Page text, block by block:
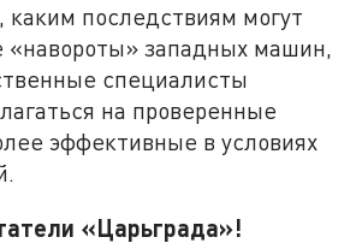
каким последствиям могут
«навороты» западных машин,
специалисты
на проверенные
эффективные в условиях
«Царьграда»!